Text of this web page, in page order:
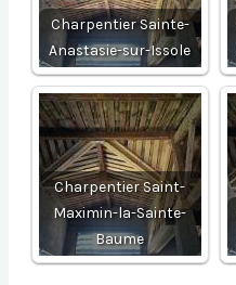
Charpentier Sainte-
Anastasie-sur-Issole
Charpentier Saint-
Maximin-la-Sainte-
Baume